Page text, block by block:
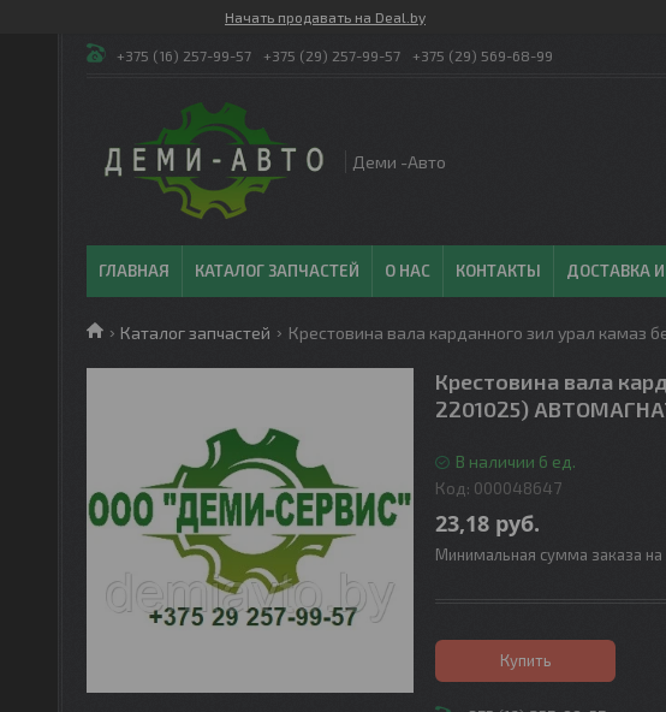
Начать продавать на Deal.by
+375 (16) 257-99-57 +375 (29) 257-99-57 +375 (29) 569-68-99
Деми -Авто
ГЛАВНАЯ КАТАЛОГ ЗАПЧАСТЕЙ О НАС КОНТАКТЫ ДОСТАВКА
Каталог запчастей Крестовина вала карданного зил урал камаз
Крестовина вала
2201025)
В наличии 6 ед.
Код: 000048647
23,18 руб.
Минимальная сумма заказа
Купить